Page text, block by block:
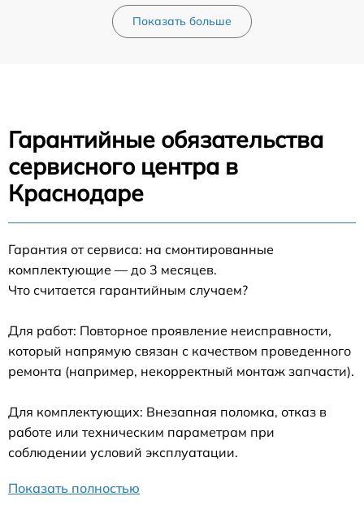
Показать больше
Гарантийные обязательства
сервисного центра в
Краснодаре
Гарантия от сервиса: на смонтированные
комплектующие — до 3 месяцев.
Что считается гарантийным случаем?
Для работ: Повторное проявление неисправности,
который напрямую связан с качеством проведенного
ремонта (например, некорректный монтаж запчасти).
Для комплектующих: Внезапная поломка, отказ в
работе или техническим параметрам при
соблюдении условий эксплуатации.
Показать полностью